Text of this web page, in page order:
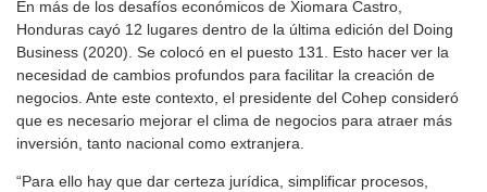
En más de los desafíos económicos de Xiomara Castro,
Honduras cayó 12 lugares dentro de la última edición del Doing
Business (2020). Se colocó en el puesto 131. Esto hacer ver la
necesidad de cambios profundos para facilitar la creación de
negocios. Ante este contexto, el presidente del Cohep consideró
que es necesario mejorar el clima de negocios para atraer más
inversión, tanto nacional como extranjera.
“Para ello hay que dar certeza jurídica, simplificar procesos,